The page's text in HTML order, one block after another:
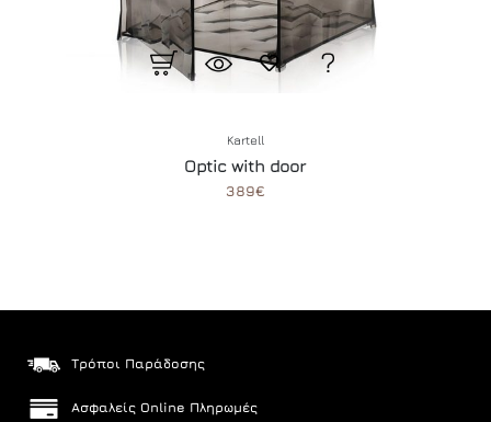
Kartell
Optic with door
389€
Τρόποι Παράδοσης
Ασφαλείς Online Πληρωμές